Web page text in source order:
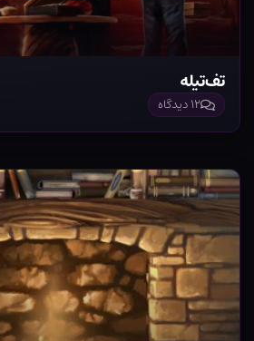
تف‌تیله
۱۲ دیدگاه